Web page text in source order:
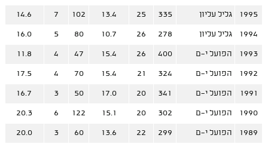
1995 גליל עליון 335
25
13.4
102
7
14.6
1994 גליל עליון 278
26
10.7
80
5
16.0
1993 הפועל י-ם 400
26
15.4
47
4
11.8
1992 הפועל י-ם 324
21
15.4
70
4
17.5
1991 הפועל י-ם 341
20
17.0
50
3
16.7
1990 הפועל י-ם 302
20
15.1
122
6
20.3
1989 הפועל י-ם 299
22
13.6
60
3
20.0